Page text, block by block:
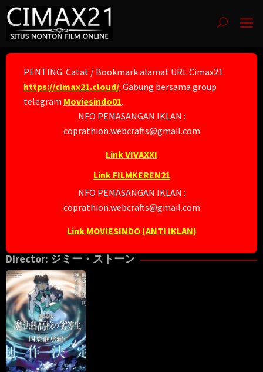
Skip
to
content
PENTING. Catat / Bookmark alamat URL Cimax21
https://cimax21.cloud/. Gabung bersama group
telegram Moviesindo01.
NFO PEMASANGAN IKLAN :
coprathion.webcrafts@gmail.com
Link VIVAXXI
Link FILMKEREN21
NFO PEMASANGAN IKLAN :
coprathion.webcrafts@gmail.com
Link MOVIESINDO (ANTI IKLAN)
Director: ジミー・ストーン